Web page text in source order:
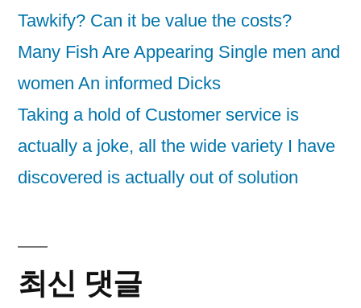
Tawkify? Can it be value the costs?
Many Fish Are Appearing Single men and
women An informed Dicks
Taking a hold of Customer service is
actually a joke, all the wide variety I have
discovered is actually out of solution
최신 댓글